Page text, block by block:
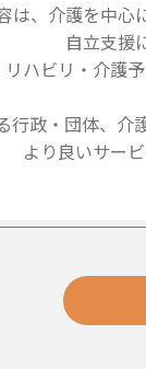
は、介護を中心
自立支援
ハビリ・介護
行政・団体、介
より良いサー